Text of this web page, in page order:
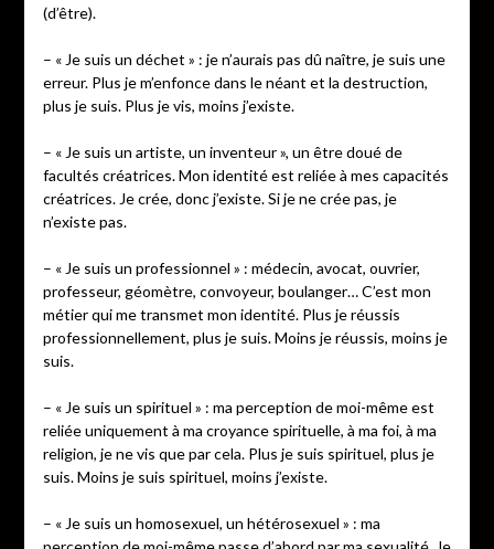
(d’être).
– « Je suis un déchet » : je n’aurais pas dû naître, je suis une
erreur. Plus je m’enfonce dans le néant et la destruction,
plus je suis. Plus je vis, moins j’existe.
– « Je suis un artiste, un inventeur », un être doué de
facultés créatrices. Mon identité est reliée à mes capacités
créatrices. Je crée, donc j’existe. Si je ne crée pas, je
n’existe pas.
– « Je suis un professionnel » : médecin, avocat, ouvrier,
professeur, géomètre, convoyeur, boulanger… C’est mon
métier qui me transmet mon identité. Plus je réussis
professionnellement, plus je suis. Moins je réussis, moins je
suis.
– « Je suis un spirituel » : ma perception de moi-même est
reliée uniquement à ma croyance spirituelle, à ma foi, à ma
religion, je ne vis que par cela. Plus je suis spirituel, plus je
suis. Moins je suis spirituel, moins j’existe.
– « Je suis un homosexuel, un hétérosexuel » : ma